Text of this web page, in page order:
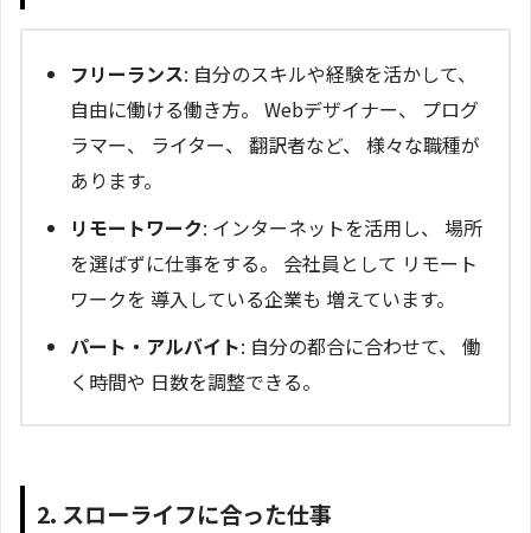
フリーランス: 自分のスキルや経験を活かして、
自由に働ける働き方。 Webデザイナー、 プログ
ラマー、 ライター、 翻訳者など、 様々な職種が
あります。
リモートワーク: インターネットを活用し、 場所
を選ばずに仕事をする。 会社員として リモート
ワークを 導入している企業も 増えています。
パート・アルバイト: 自分の都合に合わせて、 働
く時間や 日数を調整できる。
2. スローライフに合った仕事